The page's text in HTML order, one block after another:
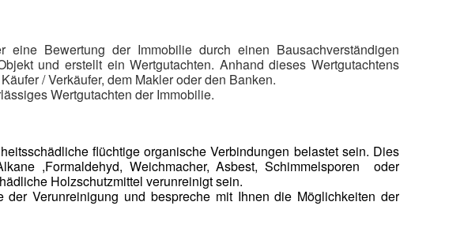
Bewertung der Immobilie durch einen Bausachverständigen
und erstellt ein Wertgutachten. Anhand dieses Wertgutachtens
/ Verkäufer, dem Makler oder den Banken.
Wertgutachten der Immobilie.
flüchtige organische Verbindungen belastet sein. Dies
,Formaldehyd, Weichmacher, Asbest, Schimmelsporen oder
Holzschutzmittel verunreinigt sein.
Verunreinigung und bespreche mit Ihnen die Möglichkeiten der